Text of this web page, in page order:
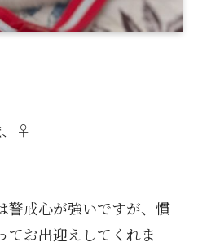
、♀
戒心が強いですが、慣
てお出迎えしてくれま